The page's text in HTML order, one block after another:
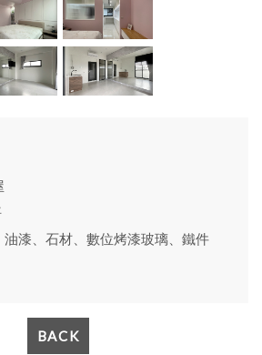
油漆、石材、數位烤漆玻璃、鐵件
BACK